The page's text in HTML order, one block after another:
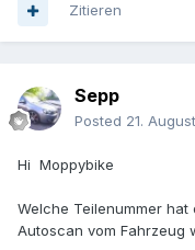
Zitieren
Sepp
Posted 21.
Hi Moppybike
Welche Teilenummer hat
Autoscan vom Fahrzeug